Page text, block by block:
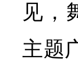
见，
主题